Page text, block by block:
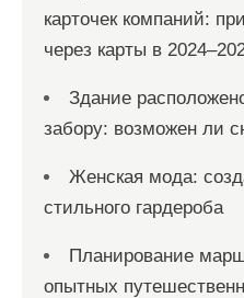
карточек компаний:
через карты в
Здание
забору: возможен ли
Женская мода:
стильного гардероба
Планирование
опытных